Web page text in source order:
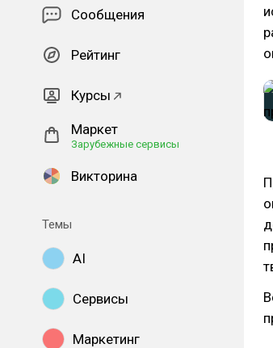
Сообщения
Рейтинг
Курсы
Маркет
Зарубежные сервисы
Викторина
Темы
AI
Сервисы
Маркетинг